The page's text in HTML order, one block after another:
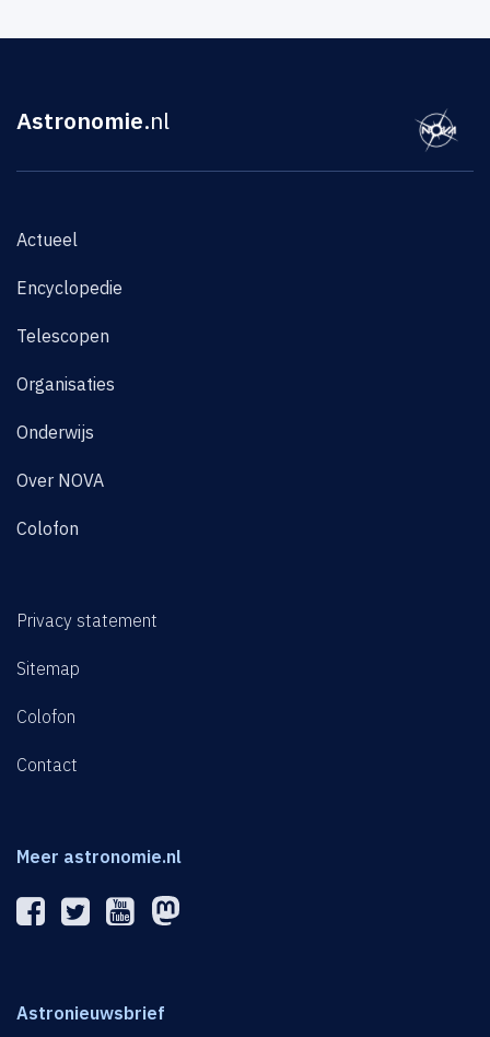
Astronomie.nl
Actueel
Encyclopedie
Telescopen
Organisaties
Onderwijs
Over NOVA
Colofon
Privacy statement
Sitemap
Colofon
Contact
Meer astronomie.nl
Astronieuwsbrief